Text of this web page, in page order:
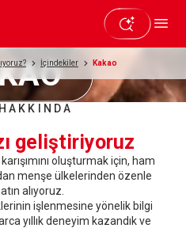
İçindekiler Kakao
geliştiriyoruz
oluşturmak için, ham
menşe ülkelerinden özenle
alıyoruz.
işlenmesine yönelik bilgi
yıllık deneyim kazandık ve